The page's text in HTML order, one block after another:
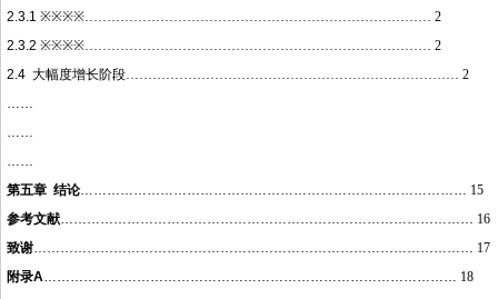
2.3.1 ※※※※…………………………………………………………………… 2
2.3.2 ※※※※…………………………………………………………………… 2
2.4 大幅度增长阶段………………………………………………………………… 2
……
……
……
第五章 结论…………………………………………………………………………… 15
参考文献………………………………………………………………………………… 16
致谢……………………………………………………………………………………… 17
附录A………………………………………………………………………………… 18